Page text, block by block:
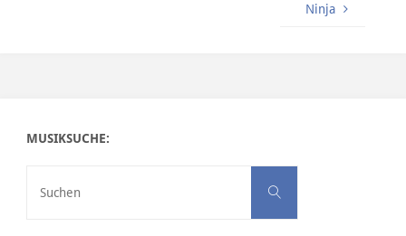
Ninja
MUSIKSUCHE:
Suchen